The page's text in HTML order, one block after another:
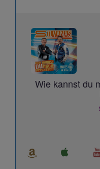
Wie kannst du